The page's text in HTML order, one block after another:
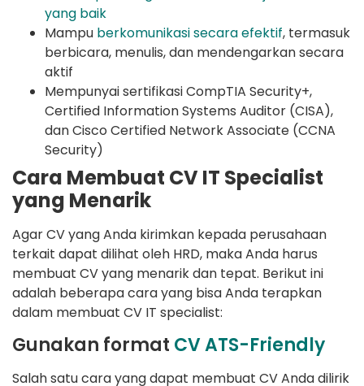
yang baik
Mampu berkomunikasi secara efektif, termasuk
berbicara, menulis, dan mendengarkan secara
aktif
Mempunyai sertifikasi CompTIA Security+,
Certified Information Systems Auditor (CISA),
dan Cisco Certified Network Associate (CCNA
Security)
Cara Membuat CV IT Specialist
yang Menarik
Agar CV yang Anda kirimkan kepada perusahaan
terkait dapat dilihat oleh HRD, maka Anda harus
membuat CV yang menarik dan tepat. Berikut ini
adalah beberapa cara yang bisa Anda terapkan
dalam membuat CV IT specialist:
Gunakan format CV ATS-Friendly
Salah satu cara yang dapat membuat CV Anda dilirik